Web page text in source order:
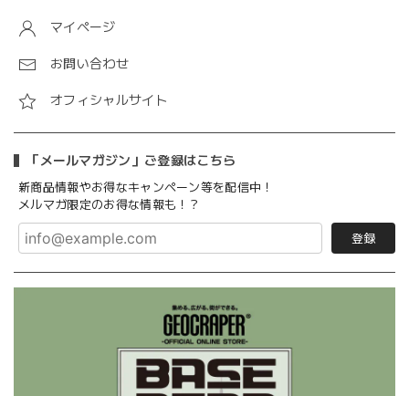
マイページ
お問い合わせ
オフィシャルサイト
「メールマガジン」ご登録はこちら
新商品情報やお得なキャンペーン等を配信中！
メルマガ限定のお得な情報も！？
登録